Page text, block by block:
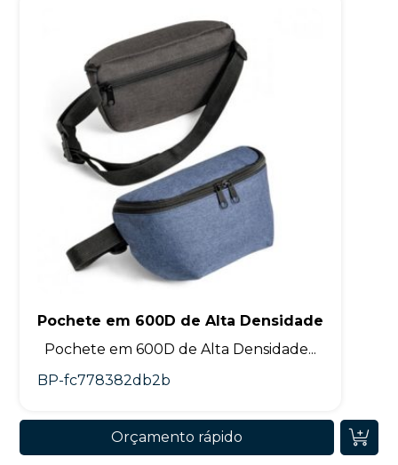
Pochete em 600D de Alta Densidade
Pochete em 600D de Alta Densidade...
BP-fc778382db2b
Orçamento rápido